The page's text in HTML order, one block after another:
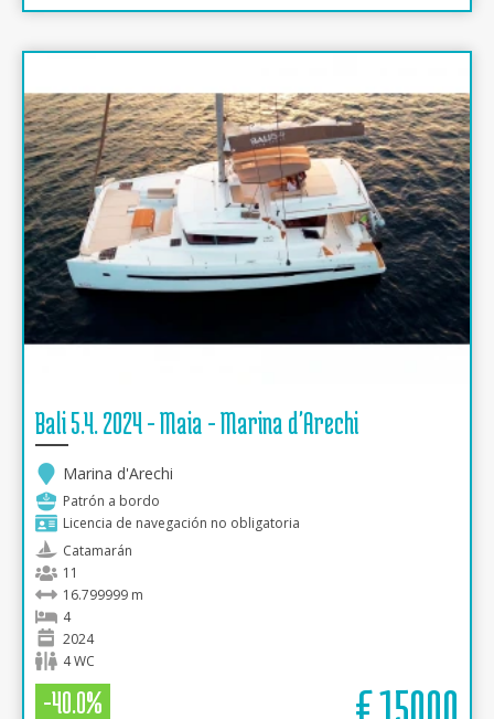
Bali 5.4. 2024 - Maia - Marina d'Arechi
Marina d'Arechi
Patrón a bordo
Licencia de navegación no obligatoria
Catamarán
11
16.799999 m
4
2024
4 WC
-40.0% €15000